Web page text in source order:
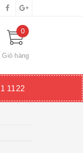
0
Giỏ hàng
1122